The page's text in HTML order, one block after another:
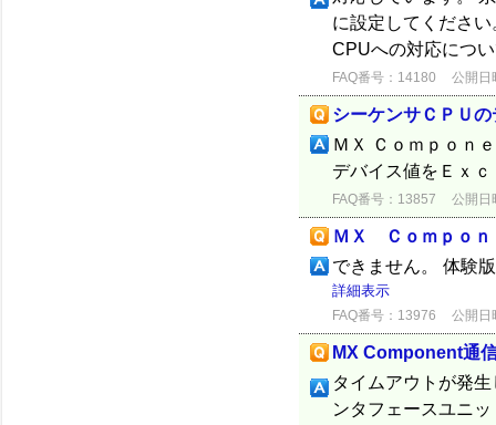
に設定してくださ
CPUへの対応につ
FAQ番号：14180 公開日
シーケンサＣＰＵ
ＭＸ Ｃｏｍｐｏｎ
デバイス値をＥｘ
FAQ番号：13857 公開日
ＭＸ Ｃｏｍｐｏｎ
できません。 体験
詳細表示
FAQ番号：13976 公開日
MX Component通
タイムアウトが発
ンタフェースユニ